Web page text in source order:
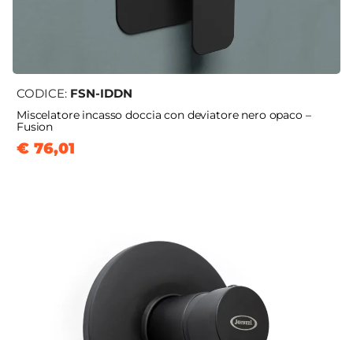
CODICE: FSN-IDDN
Miscelatore incasso doccia con deviatore nero opaco –
Fusion
€ 76,01